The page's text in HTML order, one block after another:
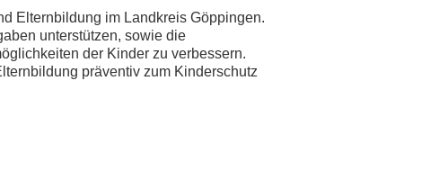
Elternbildung im Landkreis Göppingen.
unterstützen, sowie die
der Kinder zu verbessern.
präventiv zum Kinderschutz